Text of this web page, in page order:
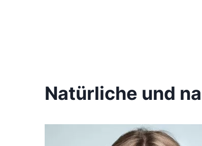
Natürliche und